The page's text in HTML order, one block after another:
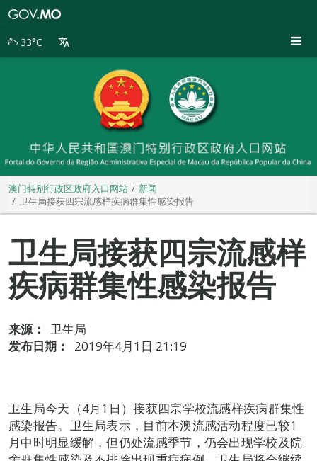
别
33°C
澳门特别行政区政府入口网站
新闻
卫生局接获四宗流感样疾病群集性感染报告
卫生局接获四宗流感样
疾病群集性感染报告
来源：
卫生局
发布日期：
2019年4月1日 21:19
卫生局今天（4月1日）接获四宗学校流感样疾病群集性
感染报告。卫生局表示，目前本澳流感活动程度已较1
月中时明显缓解，但仍处流感季节，仍会出现学校及院